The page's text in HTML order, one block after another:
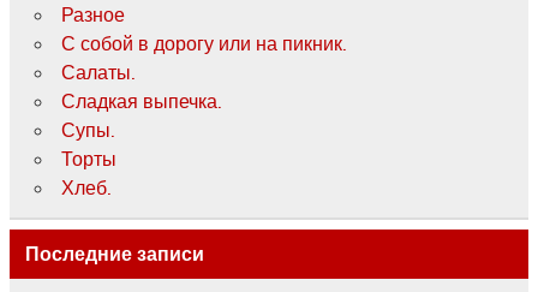
Разное
С собой в дорогу или на пикник.
Салаты.
Сладкая выпечка.
Супы.
Торты
Хлеб.
Последние записи